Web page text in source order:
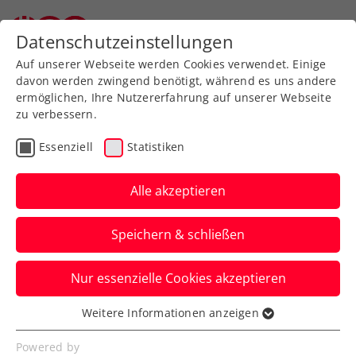
Zurück zur Newsübersicht
Turniere
Alle THIEM Kids Trophys
2026 im Überblick
Anmelden und mitspielen 💪
Verfasst von: Claudia Schlögl-Wandl, 22.05.2026
Datenschutzeinstellungen
Auf unserer Webseite werden Cookies verwendet. Einige
davon werden zwingend benötigt, während es uns andere
ermöglichen, Ihre Nutzererfahrung auf unserer Webseite
zu verbessern.
Essenziell Statistiken
Alle akzeptieren
Speichern & schließen
Nur essenzielle Cookies akzeptieren
Essenziell
Essenzielle Cookies werden für grundlegende
Weitere Informationen anzeigen
Powered by